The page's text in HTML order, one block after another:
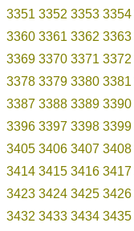
3351 3352 3353 3354
3360 3361 3362 3363
3369 3370 3371 3372
3378 3379 3380 3381
3387 3388 3389 3390
3396 3397 3398 3399
3405 3406 3407 3408
3414 3415 3416 3417
3423 3424 3425 3426
3432 3433 3434 3435